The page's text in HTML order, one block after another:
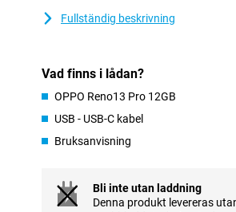
Den här telefonen har tre olika
teleobjektiv. Du använder det här
vilket innebär att du tar fantastiska
och använder den därför oftast! Den
kontrast och exponering för bästa
Skärm för filmälskaren
telefonen så nära dig för att se allt
på 120Hz. Detta gör att bilderna ser
Fullständig beskrivning
Vad finns i lådan?
OPPO Reno13 Pro 12GB
USB - USB-C kabel
Bruksanvisning
Bli inte utan laddning
Denna produkt levereras